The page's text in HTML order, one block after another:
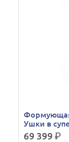
Формующая
Ушки в
69 399р.